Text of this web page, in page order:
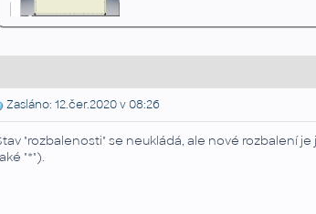
Zasláno: 12.čer.2020 v 08:26
"rozbalenosti" se neukládá, ale nové rozbalení
"*").